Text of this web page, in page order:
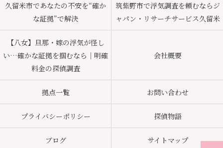
久留米市であなたの不安を“確か
な証拠”で解決
筑紫野市で浮気調査を頼むならジ
ャパン・リサーチサービス久留米
【八女】旦那・嫁の浮気が怪し
い…確かな証拠を掴むなら｜明確
料金の探偵調査
会社概要
拠点一覧 お問い合わせ
プライバシーポリシー 探偵物語
ブログ サイトマップ